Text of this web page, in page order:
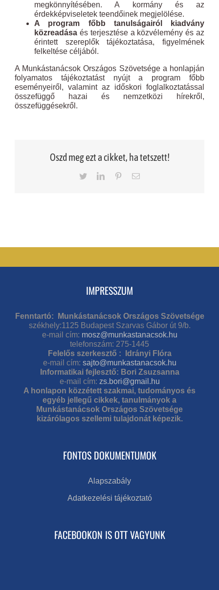
megkönnyítésében. A kormány és az
érdekképviseletek teendőinek megjelölése.
A program főbb tanulságairól kiadvány
közreadása és terjesztése a közvélemény és az
érintett szereplők tájékoztatása, figyelmének
felkeltése céljából.
A Munkástanácsok Országos Szövetsége a honlapján
folyamatos tájékoztatást nyújt a program főbb
eseményeiről, valamint az időskori foglalkoztatással
összefüggő hazai és nemzetközi hírekről,
összefüggésekről.
Oszd meg ezt a cikket, ha tetszett!
TwitterLinkedInPinterestEmail
IMPRESSZUM
Fenntartó: Munkástanácsok Országos Szövetsége
székhely:1125 Budapest Szarvas Gábor út 9/b.
e-mail cím: mosz@munkastanacsok.hu
telefonszám: 275-1445
Felelős szerkesztő : Idrányi Flóra
e-mail cím: sajto@munkastanacsok.hu
Informatikai fejlesztő: Bori Zsuzsanna
e-mail cím: zs.bori@gmail.hu
A honlapon közzétett szakmai, tudományos és
egyéb jellegű cikkek, tanulmányok a
Munkástanácsok Országos Szövetsége
kizárólagos szellemi tulajdonát képezik.
FONTOS DOKUMENTUMOK
Alapszabály
Adatkezelési tájékoztató
FACEBOOKON IS OTT VAGYUNK